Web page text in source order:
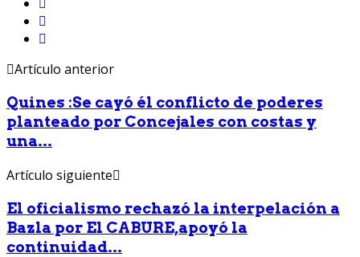
Artículo anterior
Quines :Se cayó él conflicto de poderes
planteado por Concejales con costas y
una...
Artículo siguiente
El oficialismo rechazó la interpelación a
Bazla por El CABURE,apoyó la
continuidad...